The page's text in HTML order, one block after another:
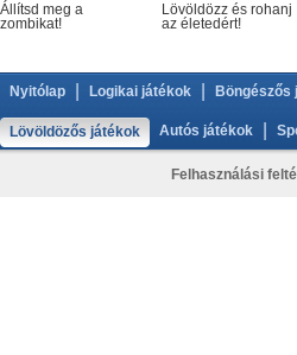
Állítsd meg a
zombikat!
Lövöldözz és rohanj
az életedért!
Nyitólap Logikai játékok Böngészős
Lövöldözős játékok Autós játékok
Felhasználási